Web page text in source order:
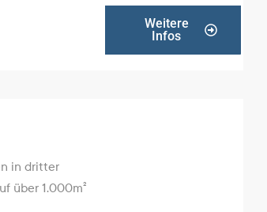
Weitere
Infos
in dritter
über 1.000m²